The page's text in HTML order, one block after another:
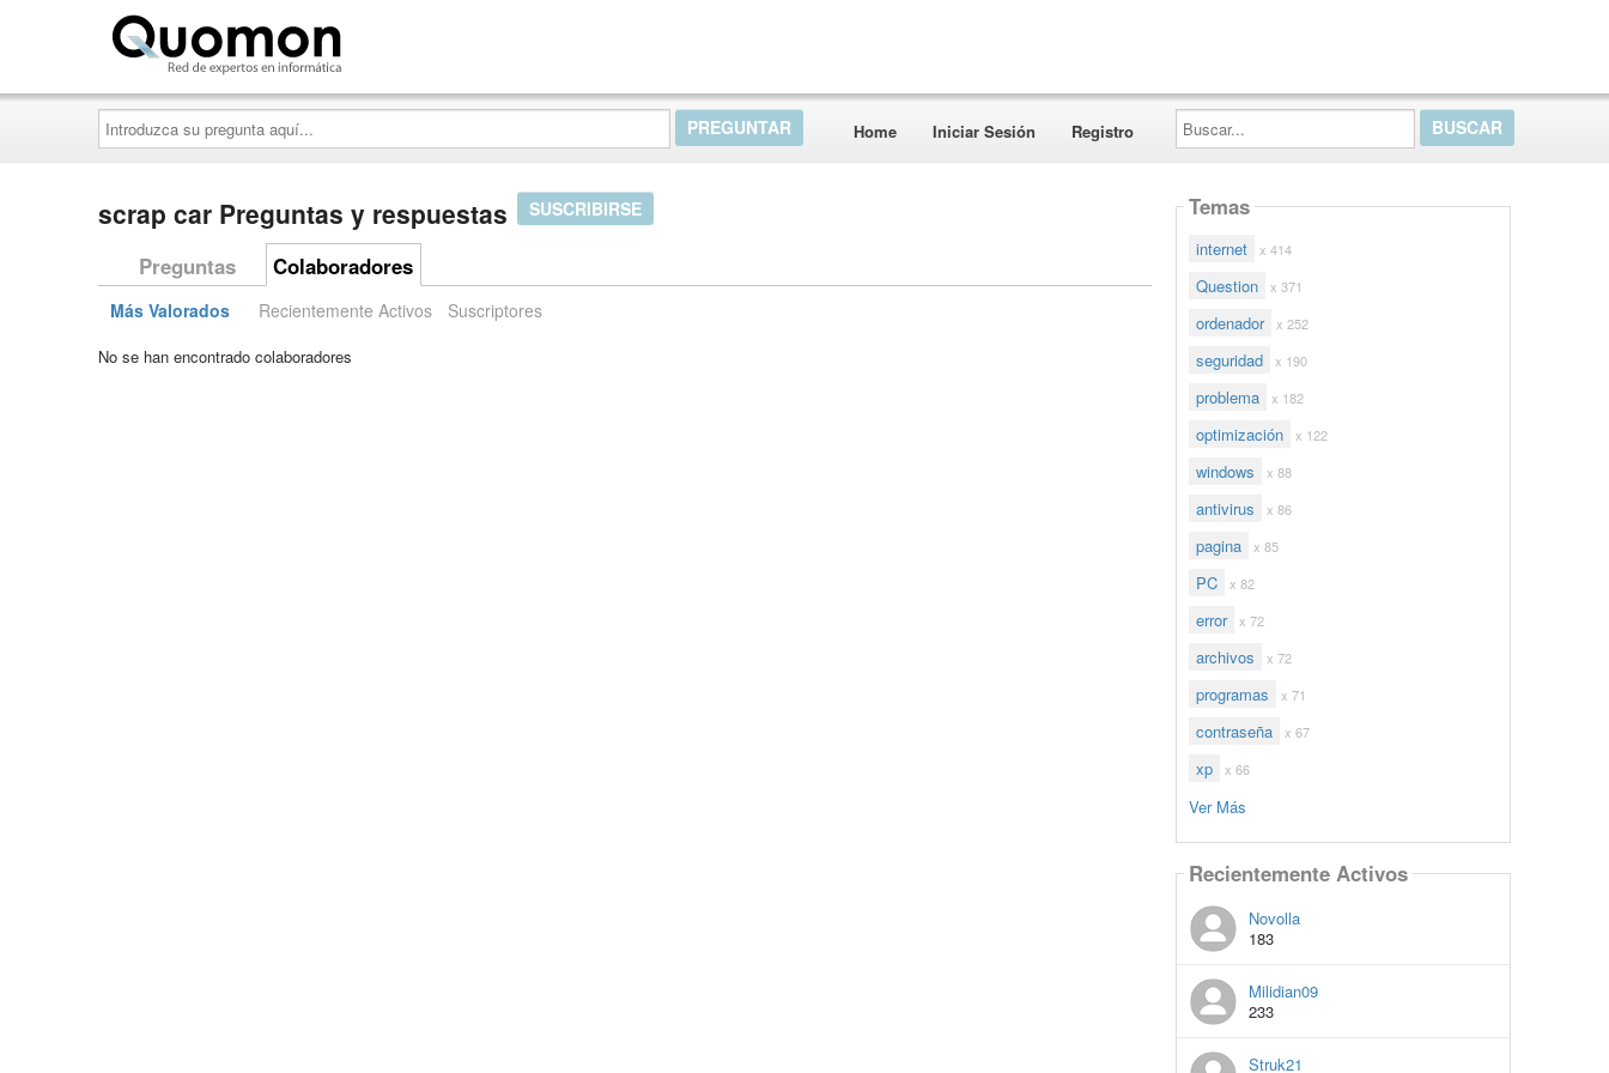
Introduzca
su
pregunta
aquí...
Home Iniciar Sesión Registro
Buscar...
scrap car Preguntas y respuestas SUSCRIBIRSE
Preguntas Colaboradores
Más Valorados Recientemente Activos Suscriptores
No se han encontrado colaboradores
Temas
internet x 414
Question x 371
ordenador x 252
seguridad x 190
problema x 182
optimización x 122
windows x 88
antivirus x 86
pagina x 85
PC x 82
error x 72
archivos x 72
programas x 71
contraseña x 67
xp x 66
Ver Más
Recientemente Activos
Novolla
183
Milidian09
233
Struk21